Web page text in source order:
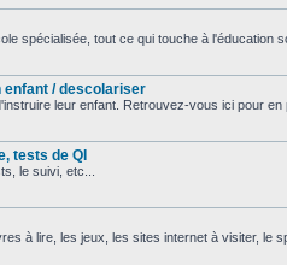
spécialisée, tout ce qui touche à l'éducation
/ descolariser
leur enfant. Retrouvez-vous ici pour en
tests de QI
le suivi, etc...
à lire, les jeux, les sites internet à visiter, le